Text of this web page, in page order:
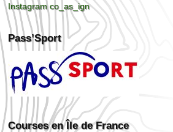
Instagram co_as_ign
Pass’Sport
Courses en Île de France